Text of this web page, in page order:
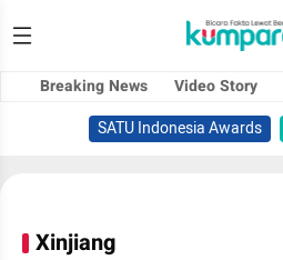
Breaking News Video Story
SATU Indonesia Awards
Xinjiang